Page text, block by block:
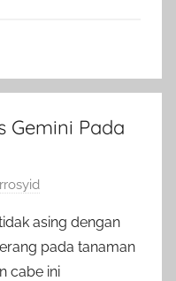
Gemini Pada
asing dengan
pada tanaman
cabe ini